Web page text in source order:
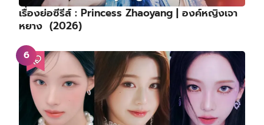
เรื่องย่อซีรีส์ : Princess Zhaoyang | องค์หญิงเจา
หยาง (2026)